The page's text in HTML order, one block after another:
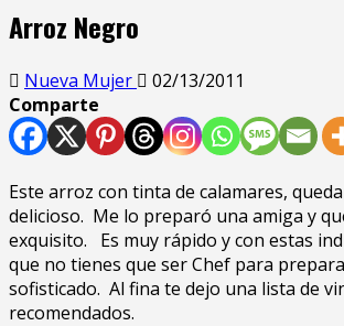
Arroz Negro
Nueva Mujer
02/13/2011
Comparte
Este arroz con tinta de calamares,
delicioso. Me lo preparó una amiga y
exquisito. Es muy rápido y con estas
que no tienes que ser Chef para
sofisticado. Al fina te dejo una lista de
recomendados.